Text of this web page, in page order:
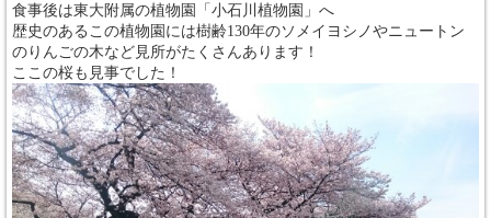
食事後は東大附属の植物園「小石川植物園」へ
歴史のあるこの植物園には樹齢130年のソメイヨシノやニュートン
のりんごの木など見所がたくさんあります！
ここの桜も見事でした！